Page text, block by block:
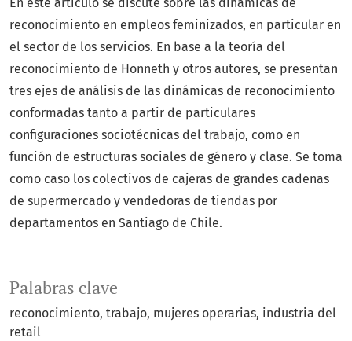
Palabras clave
reconocimiento trabajo mujeres operarias industria del
retail
En este artículo se discute sobre las dinámicas de
reconocimiento en empleos feminizados, en particular en
el sector de los servicios. En base a la teoría del
reconocimiento de Honneth y otros autores, se presentan
tres ejes de análisis de las dinámicas de reconocimiento
conformadas tanto a partir de particulares
configuraciones sociotécnicas del trabajo, como en
función de estructuras sociales de género y clase. Se toma
como caso los colectivos de cajeras de grandes cadenas
de supermercado y vendedoras de tiendas por
departamentos en Santiago de Chile.